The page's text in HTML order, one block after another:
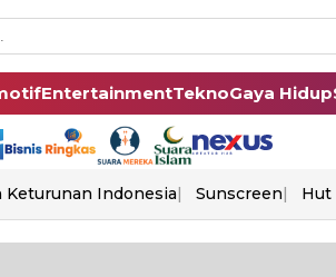
EntertainmentTeknoGaya Hidup
Keturunan Indonesia Sunscreen Hut